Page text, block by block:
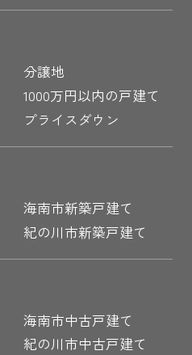
分譲地
1000万円以内の戸建て
プライスダウン
海南市新築戸建て
紀の川市新築戸建て
海南市中古戸建て
紀の川市中古戸建て